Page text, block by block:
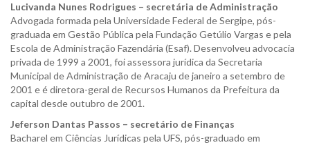
Lucivanda Nunes Rodrigues – secretária de Administração
Advogada formada pela Universidade Federal de Sergipe, pós-
graduada em Gestão Pública pela Fundação Getúlio Vargas e pela
Escola de Administração Fazendária (Esaf). Desenvolveu advocacia
privada de 1999 a 2001, foi assessora jurídica da Secretaria
Municipal de Administração de Aracaju de janeiro a setembro de
2001 e é diretora-geral de Recursos Humanos da Prefeitura da
capital desde outubro de 2001.
Jeferson Dantas Passos – secretário de Finanças
Bacharel em Ciências Jurídicas pela UFS, pós-graduado em